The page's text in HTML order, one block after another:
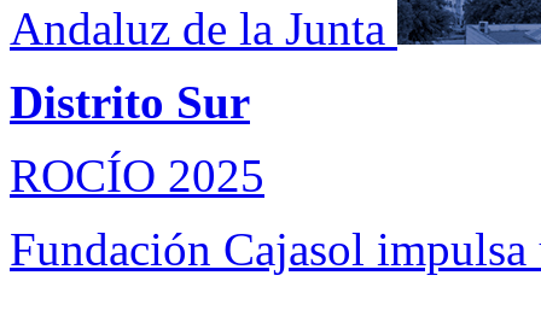
Andaluz de la Junta
Distrito Sur
ROCÍO 2025
Fundación Cajasol